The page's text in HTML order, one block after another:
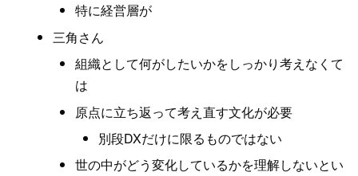
特に経営層が
三角さん
組織として何がしたいかをしっかり考えなくて
は
原点に立ち返って考え直す文化が必要
別段DXだけに限るものではない
世の中がどう変化しているかを理解しないとい